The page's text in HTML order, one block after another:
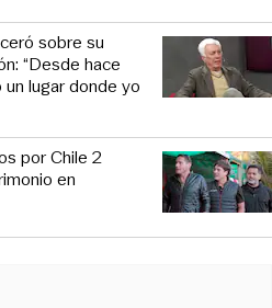
sobre su
“Desde hace
lugar donde yo
por Chile 2
en